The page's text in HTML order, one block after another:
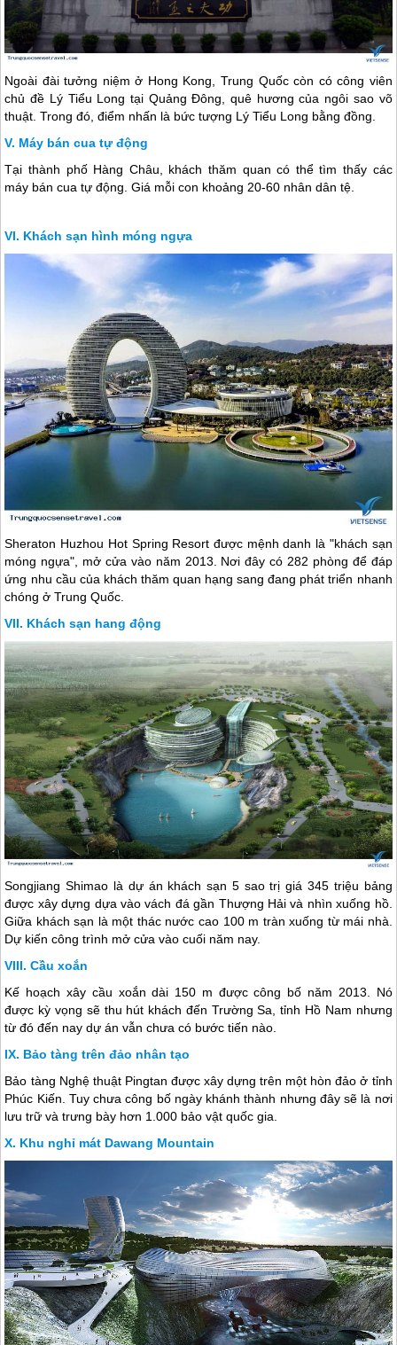
Ngoài đài tưởng niệm ở Hong Kong,Trung Quốccòn có công viên
chủ đề Lý Tiểu Long tại Quảng Đông, quê hương của ngôi sao võ
thuật. Trong đó, điểm nhấn là bức tượng Lý Tiểu Long bằng đồng.
Máy bán cua tự động
Tại thành phố Hàng Châu, khách thăm quan có thể tìm thấy các
máy bán cua tự động. Giá mỗi con khoảng 20-60 nhân dân tệ.
Khách sạn hình móng ngựa
Sheraton Huzhou Hot Spring Resort được mệnh danh là "khách sạn
móng ngựa", mở cửa vào năm 2013. Nơi đây có 282 phòng để đáp
ứng nhu cầu của khách thăm quan hạng sang đang phát triển nhanh
chóng ởTrung Quốc
Khách sạn hang động
Songjiang Shimao là dự án khách sạn 5 sao trị giá 345 triệu bảng
được xây dựng dựa vào vách đá gần Thượng Hải và nhìn xuống hồ.
Giữa khách sạn là một thác nước cao 100 m tràn xuống từ mái nhà.
Dự kiến công trình mở cửa vào cuối năm nay.
Cầu xoắn
Kế hoạch xây cầu xoắn dài 150 m được công bố năm 2013. Nó
được kỳ vọng sẽ thu hút khách đến Trường Sa, tỉnh Hồ Nam nhưng
từ đó đến nay dự án vẫn chưa có bước tiến nào.
Bảo tàng trên đảo nhân tạo
Bảo tàng Nghệ thuật Pingtan được xây dựng trên một hòn đảo ở tỉnh
Phúc Kiến. Tuy chưa công bố ngày khánh thành nhưng đây sẽ là nơi
lưu trữ và trưng bày hơn 1.000 bảo vật quốc gia.
Khu nghỉ mát Dawang Mountain